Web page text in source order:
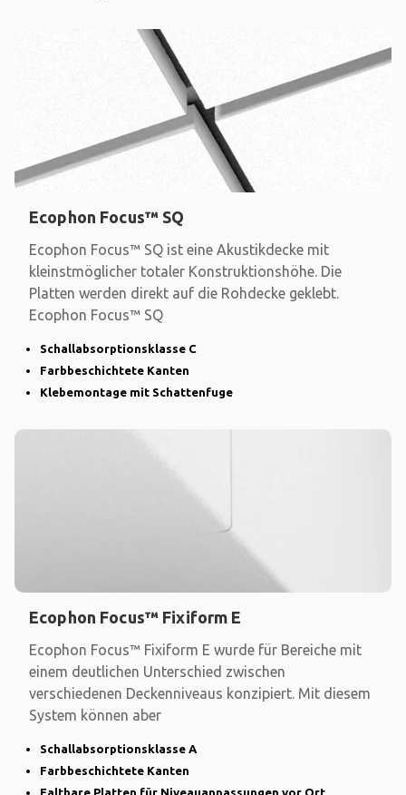
Ecophon Focus™ SQ
Ecophon Focus™ SQ ist eine Akustikdecke mit
kleinstmöglicher totaler Konstruktionshöhe. Die
Platten werden direkt auf die Rohdecke geklebt.
Ecophon Focus™ SQ
Schallabsorptionsklasse C
Farbbeschichtete Kanten
Klebemontage mit Schattenfuge
Ecophon Focus™ Fixiform E
Ecophon Focus™ Fixiform E wurde für Bereiche mit
einem deutlichen Unterschied zwischen
verschiedenen Deckenniveaus konzipiert. Mit diesem
System können aber
Schallabsorptionsklasse A
Farbbeschichtete Kanten